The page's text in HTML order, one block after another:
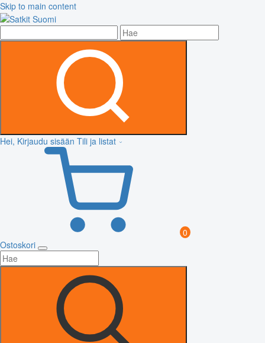
Skip to main content
Hei, Kirjaudu sisään Tili ja listat
0
Ostoskori